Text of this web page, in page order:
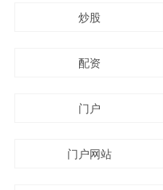
炒股
配资
门户
门户网站